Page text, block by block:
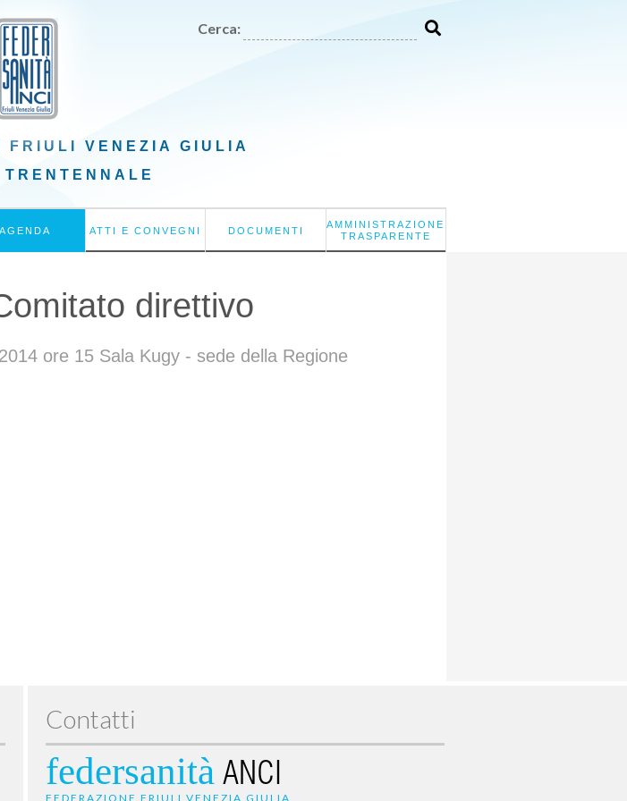
Cerca:
FRIULI VENEZIA GIULIA
AGENDA ATTI E CONVEGNI DOCUMENTI
AMMINISTRAZIONE
TRASPARENTE
direttivo
ore 15 Sala Kugy - sede della Regione
Contatti
federsanità ANCI
FEDERAZIONE FRIULI VENEZIA GIULIA